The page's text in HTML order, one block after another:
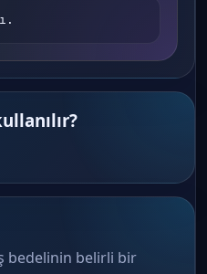
bedelinin belirli bir